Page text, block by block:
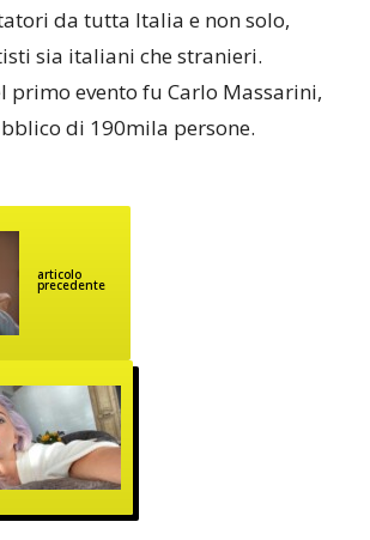
da tutta Italia e non solo,
sia italiani che stranieri.
primo evento fu Carlo Massarini,
di 190mila persone.
articolo
precedente